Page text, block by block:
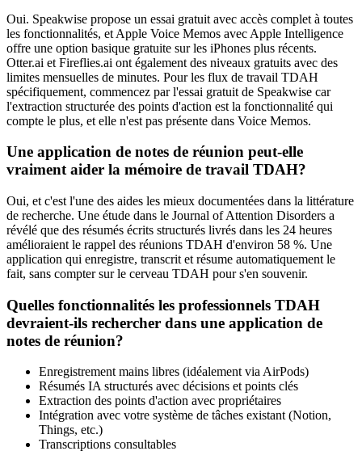
Oui. Speakwise propose un essai gratuit avec accès complet à toutes
les fonctionnalités, et Apple Voice Memos avec Apple Intelligence
offre une option basique gratuite sur les iPhones plus récents.
Otter.ai et Fireflies.ai ont également des niveaux gratuits avec des
limites mensuelles de minutes. Pour les flux de travail TDAH
spécifiquement, commencez par l'essai gratuit de Speakwise car
l'extraction structurée des points d'action est la fonctionnalité qui
compte le plus, et elle n'est pas présente dans Voice Memos.
Une application de notes de réunion peut-elle
vraiment aider la mémoire de travail TDAH?
Oui, et c'est l'une des aides les mieux documentées dans la littérature
de recherche. Une étude dans le Journal of Attention Disorders a
révélé que des résumés écrits structurés livrés dans les 24 heures
amélioraient le rappel des réunions TDAH d'environ 58 %. Une
application qui enregistre, transcrit et résume automatiquement le
fait, sans compter sur le cerveau TDAH pour s'en souvenir.
Quelles fonctionnalités les professionnels TDAH
devraient-ils rechercher dans une application de
notes de réunion?
Enregistrement mains libres (idéalement via AirPods)
Résumés IA structurés avec décisions et points clés
Extraction des points d'action avec propriétaires
Intégration avec votre système de tâches existant (Notion,
Things, etc.)
Transcriptions consultables